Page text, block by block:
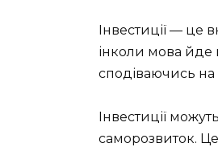
Інвестиції — це
інколи мова йде
сподіваючись
Інвестиції
саморозвиток.